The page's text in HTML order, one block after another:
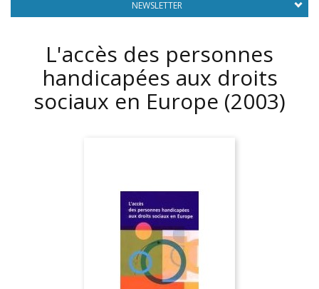
NEWSLETTER
L'accès des personnes
handicapées aux droits
sociaux en Europe (2003)